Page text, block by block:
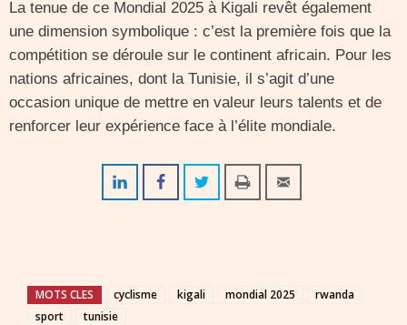
La tenue de ce Mondial 2025 à Kigali revêt également
une dimension symbolique : c’est la première fois que la
compétition se déroule sur le continent africain. Pour les
nations africaines, dont la Tunisie, il s’agit d’une
occasion unique de mettre en valeur leurs talents et de
renforcer leur expérience face à l’élite mondiale.
MOTS CLES cyclisme kigali mondial 2025
rwanda
sport
tunisie